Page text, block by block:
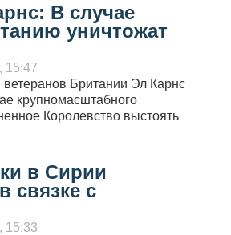
В случае
уничтожат
15:47
Британии Эл Карнс
крупномасштабного
Королевство выстоять
в Сирии
связке с
15:33